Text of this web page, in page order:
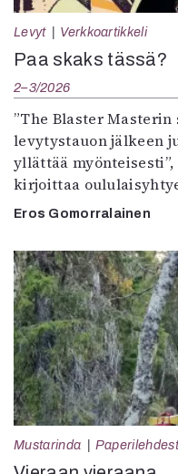
Levyt Verkkoartikkeli
Paa skaks tässä?
2–3/2026
”The Blaster
levytystauon jälkeen
yllättää myönteisesti”,
kirjoittaa
Eros Gomorralainen
Mustarinda